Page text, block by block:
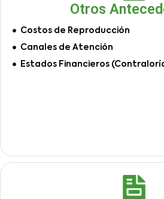
Otros
Costos de Reproducción
Canales de Atención
Estados Financieros